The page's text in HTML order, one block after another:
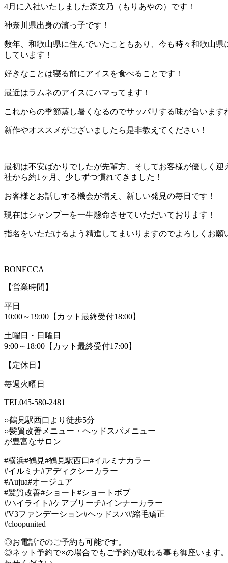
4月に入社いたしました森文乃（もりあやの）です！
神奈川県出身の濱っ子です！
数年、和歌山県に住んでいたこともあり、今も時々和歌山県
しています！
好きなことは寝る前にアイスを食べることです！
最近はラムネのアイスにハマってます！
これからの季節蒸し暑くなるのでサッパリする味が合います
新作やオススメがございましたら是非教えてください！
最初は不安ばかりでしたが先輩方、そしてお客様が優しく迎
社から約1ヶ月、少しずつ慣れてきました！
お客様とお話しする機会が増え、新しい発見の毎日です！
現在はシャンプーを一生懸命させていただいております！
指名をいただけるよう精進してまいりますのでよろしくお願
BONECCA
【営業時間】
平日
10:00～19:00【カット最終受付18:00】
土曜日・日曜日
9:00～18:00【カット最終受付17:00】
【定休日】
毎週火曜日
TEL045-580-2481
○鶴見駅西口より徒歩5分
○髪質改善メニュー・ヘッドスパメニュー
が豊富なサロン
#横浜#鶴見#鶴見駅西口#イルミナカラー
#イルミナ#アディクシーカラー
#Aujua#オージュア
#髪質改善#ショート#ショートボブ
#ハイライト#ケアブリーチ#インナーカラー
#V3ファンデーション#ヘッドスパ#縮毛矯正
#cloopunited
◎お電話でのご予約も可能です。
◎ネット予約で×の場合でもご予約が取れる事も御座います